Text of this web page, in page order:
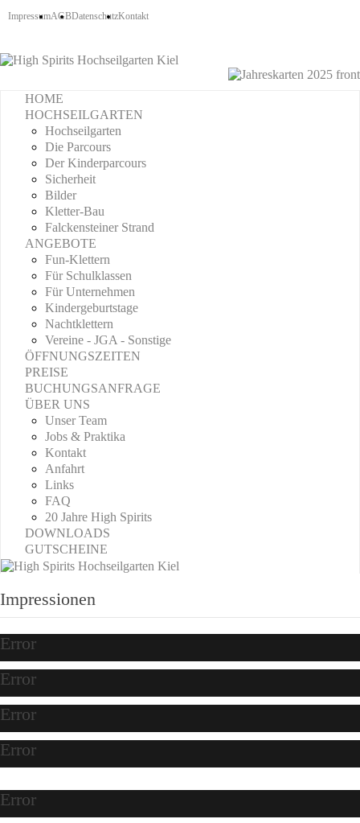
ImpressumAGBDatenschutzKontakt
HOME
HOCHSEILGARTEN
Hochseilgarten
Die Parcours
Der Kinderparcours
Sicherheit
Bilder
Kletter-Bau
Falckensteiner Strand
ANGEBOTE
Fun-Klettern
Für Schulklassen
Für Unternehmen
Kindergeburtstage
Nachtklettern
Vereine - JGA - Sonstige
ÖFFNUNGSZEITEN
PREISE
BUCHUNGSANFRAGE
ÜBER UNS
Unser Team
Jobs & Praktika
Kontakt
Anfahrt
Links
FAQ
20 Jahre High Spirits
DOWNLOADS
GUTSCHEINE
Impressionen
Error
Error
Error
Error
Error